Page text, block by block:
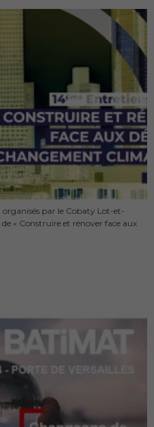
organisés par le Cobaty Lot-et-
« Construire et rénover face aux